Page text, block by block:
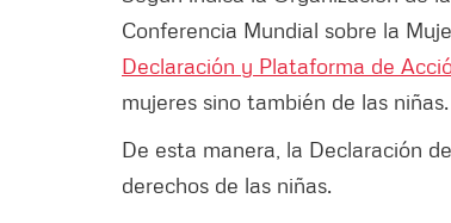
Conferencia Mundial sobre la
Declaración y Plataforma de
mujeres sino también de las niñas.
De esta manera, la Declaración
derechos de las niñas.